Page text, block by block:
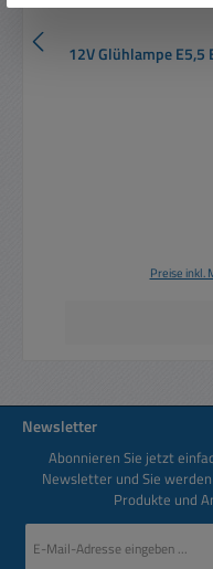
12V Glühlampe E5,5
Preise inkl.
Newsletter
Abonnieren Sie jetzt
Newsletter und Sie
Produkte und
Mail-